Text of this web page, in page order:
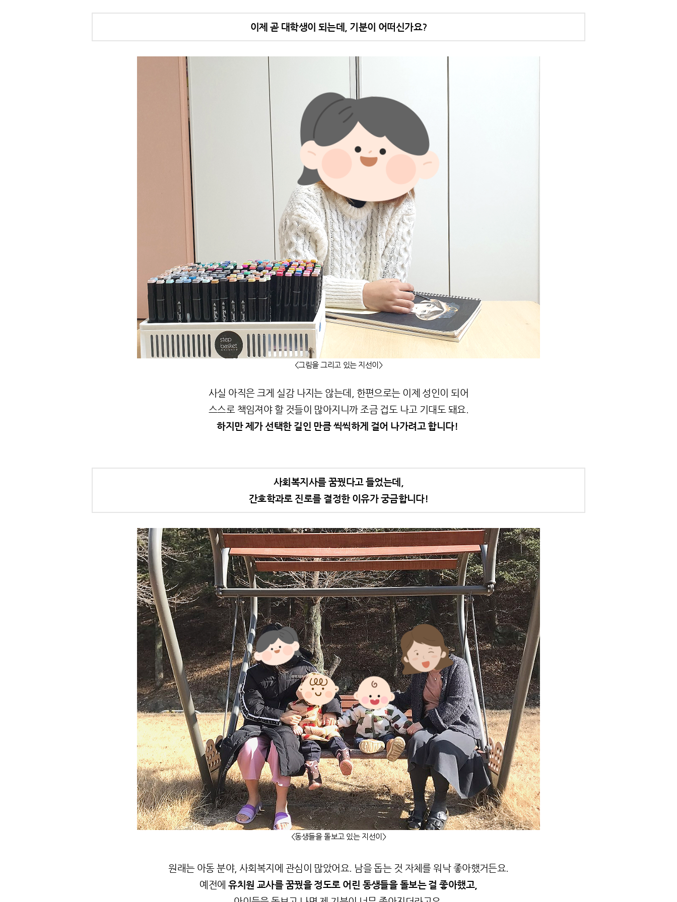
이제 곧 대학생이 되는데, 기분이 어떠신가요?
<그림을 그리고 있는 지선이>
사실 아직은 크게 실감 나지는 않는데, 한편으로는 이제 성인이 되어
스스로 책임져야 할 것들이 많아지니까 조금 겁도 나고 기대도 돼요.
하지만 제가 선택한 길인 만큼 씩씩하게 걸어 나가려고 합니다!
사회복지사를 꿈꿨다고 들었는데,
간호학과로 진로를 결정한 이유가 궁금합니다!
<동생들을 돌보고 있는 지선이>
원래는 아동 분야, 사회복지에 관심이 많았어요. 남을 돕는 것 자체를 워낙 좋아했거든요.
예전에유치원 교사를 꿈꿨을 정도로 어린 동생들을 돌보는 걸 좋아했고,